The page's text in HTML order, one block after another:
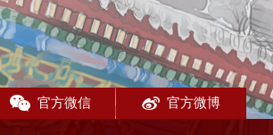
官方微信 官方微博